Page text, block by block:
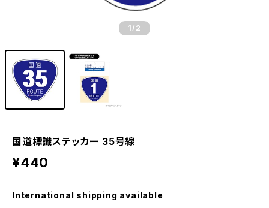
1 /2
国道標識ステッカー 35号線
¥440
International shipping available